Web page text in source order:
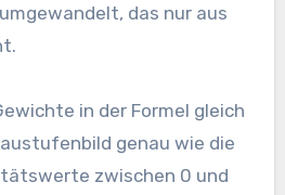
das nur aus
in der Formel gleich
genau wie die
zwischen 0 und